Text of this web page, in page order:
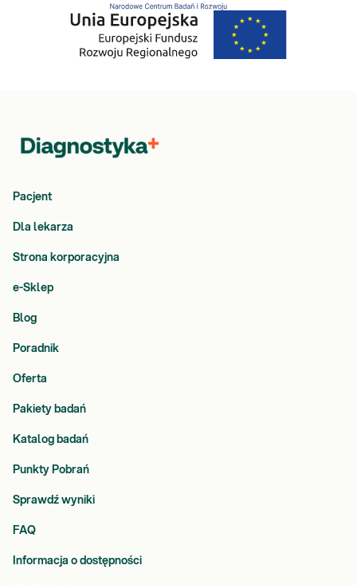
Pacjent
Dla lekarza
Strona korporacyjna
e-Sklep
Blog
Poradnik
Oferta
Pakiety badań
Katalog badań
Punkty Pobrań
Sprawdź wyniki
FAQ
Informacja o dostępności